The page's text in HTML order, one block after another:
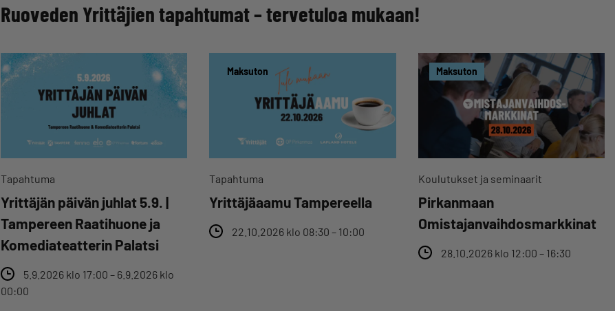
Ruoveden Yrittäjien tapahtumat – tervetuloa mukaan!
Tapahtuma
Yrittäjän päivän juhlat 5.9. |
Tampereen Raatihuone ja
Komediateatterin Palatsi
5.9.2026 klo 17:00 – 6.9.2026 klo
00:00
Maksuton
Tapahtuma
Yrittäjäaamu Tampereella
22.10.2026 klo 08:30 – 10:00
Maksuton
Koulutukset ja seminaarit
Pirkanmaan
Omistajanvaihdosmarkkinat
28.10.2026 klo 12:00 – 16:30